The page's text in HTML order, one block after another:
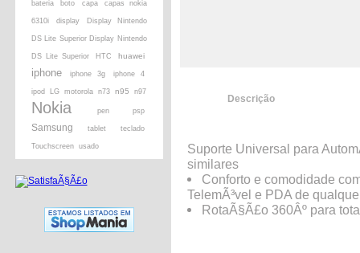
bateria boto capa capas nokia
6310i display Display Nintendo
DS Lite Superior Display Nintendo
DS Lite Superior HTC huawei
iphone iphone 3g iphone 4
ipod LG motorola n73 n95 n97
Nokia pen psp
Samsung tablet teclado
Touchscreen usado
Descrição
Suporte Universal para
similares
Conforto e comodidade
TelemÃ³vel e PDA de
RotaÃ§Ã£o 360Âº para